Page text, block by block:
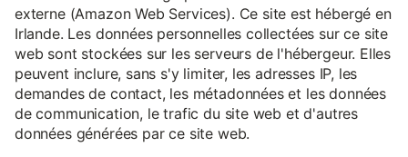
externe (Amazon Web Services). Ce site est hébergé en
Irlande. Les données personnelles collectées sur ce site
web sont stockées sur les serveurs de l'hébergeur. Elles
peuvent inclure, sans s'y limiter, les adresses IP, les
demandes de contact, les métadonnées et les données
de communication, le trafic du site web et d'autres
données générées par ce site web.